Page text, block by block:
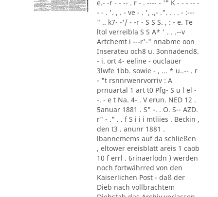
e.- -r - - -- . r - . ---- - '" K - - - -- -
- - . '. , . - ve - . ', .,- .". . . . - :---
" .. k7- -'/ - -r - S S S. , : - e. Te
ltol verreibla S S A* ' . . .--v
Artchemt i ---r'-" nnabme oon
Inserateu och8 u. 3onnaöend8.
- i. ort 4- eeline - ouclauer
3lwfe 1bb. sowie - , ... * u..-- . r
- "t rsnnrwenrvorriv : A
prnuartal 1 art t0 Pfg- S u l el -
-. - e t Na. 4- . V erun. NED 12 .
5anuar 1881 . S" -. . O. S-- AZD.
r" - ." . . f S i i i mtliies . Beckin ,
den t3 . anunr 1881 .
lbannemems auf da schließen
, eltower ereisblatt areis 1 caob
10 f errl . 6rinaerlodn ) werden
noch fortwährred von den
Kaiserlichen Post - daß der
Dieb nach vollbrachtem